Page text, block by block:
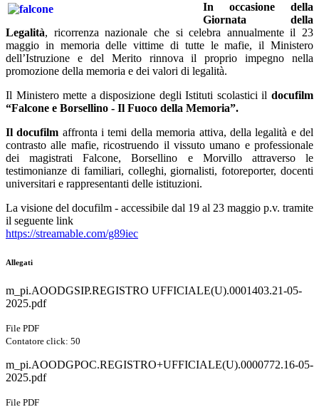
In occasione della
Giornata della
Legalità, ricorrenza nazionale che si celebra annualmente il 23
maggio in memoria delle vittime di tutte le mafie, il Ministero
dell’Istruzione e del Merito rinnova il proprio impegno nella
promozione della memoria e dei valori di legalità.
Il Ministero mette a disposizione degli Istituti scolastici il docufilm
“Falcone e Borsellino - Il Fuoco della Memoria”.
Il docufilm affronta i temi della memoria attiva, della legalità e del
contrasto alle mafie, ricostruendo il vissuto umano e professionale
dei magistrati Falcone, Borsellino e Morvillo attraverso le
testimonianze di familiari, colleghi, giornalisti, fotoreporter, docenti
universitari e rappresentanti delle istituzioni.
La visione del docufilm - accessibile dal 19 al 23 maggio p.v. tramite
il seguente link
https://streamable.com/g89iec
Allegati
m_pi.AOODGSIP.REGISTRO UFFICIALE(U).0001403.21-05-
2025.pdf
File PDF
Contatore click: 50
m_pi.AOODGPOC.REGISTRO+UFFICIALE(U).0000772.16-05-
2025.pdf
File PDF